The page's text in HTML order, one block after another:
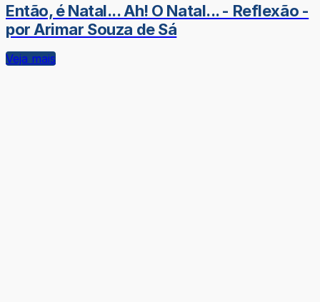
Então, é Natal... Ah! O Natal... - Reflexão -
por Arimar Souza de Sá
Veja mais